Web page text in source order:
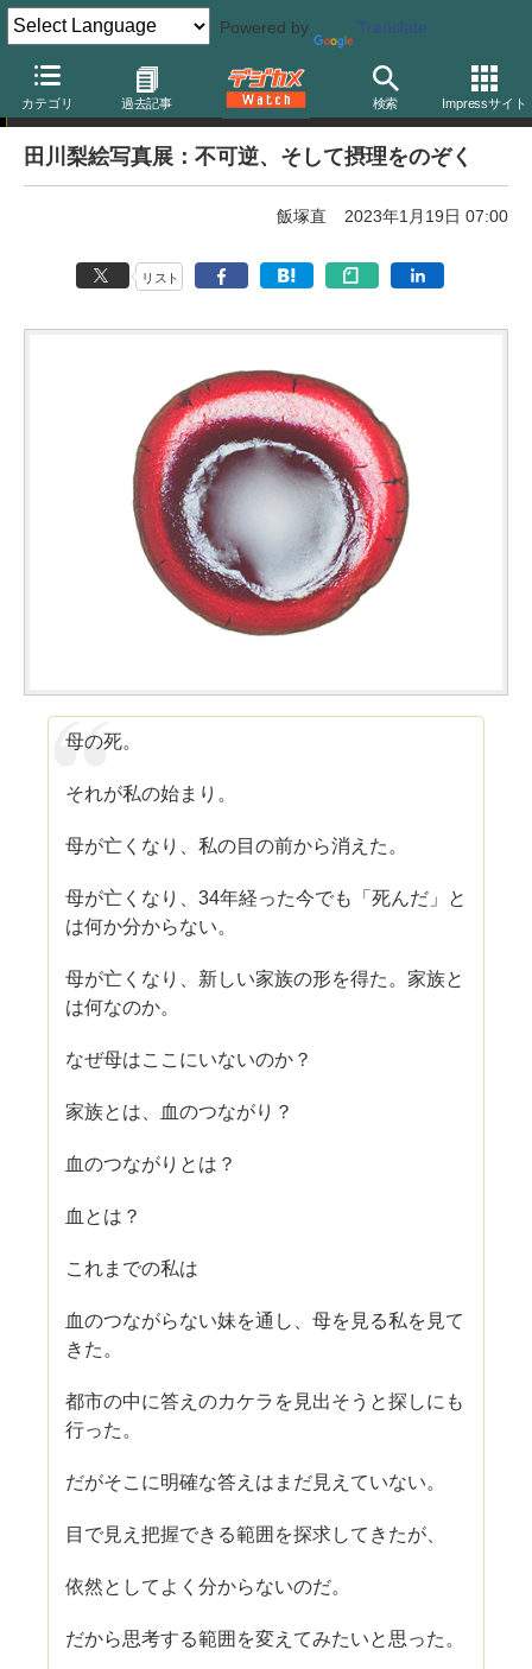
Powered by Translate
カテゴリ 過去記事 検索 Impressサイト
写真展告知
田川梨絵写真展：不可逆、そして摂理をのぞく
飯塚直 2023年1月19日 07:00
リスト
母の死。
それが私の始まり。
母が亡くなり、私の目の前から消えた。
母が亡くなり、34年経った今でも「死んだ」と
は何か分からない。
母が亡くなり、新しい家族の形を得た。家族と
は何なのか。
なぜ母はここにいないのか？
家族とは、血のつながり？
血のつながりとは？
血とは？
これまでの私は
血のつながらない妹を通し、母を見る私を見て
きた。
都市の中に答えのカケラを見出そうと探しにも
行った。
だがそこに明確な答えはまだ見えていない。
目で見え把握できる範囲を探求してきたが、
依然としてよく分からないのだ。
だから思考する範囲を変えてみたいと思った。